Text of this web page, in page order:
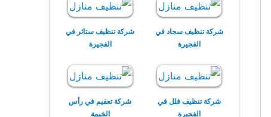
شركة تنظيف سجاد في
الفجيرة
شركة تنظيف ستائر في
الفجيرة
شركة تنظيف فلل في
الفجيرة
شركة تعقيم في رأس
الخيمة